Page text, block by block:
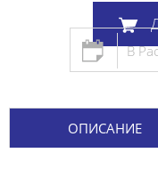
В
ОПИСАНИЕ